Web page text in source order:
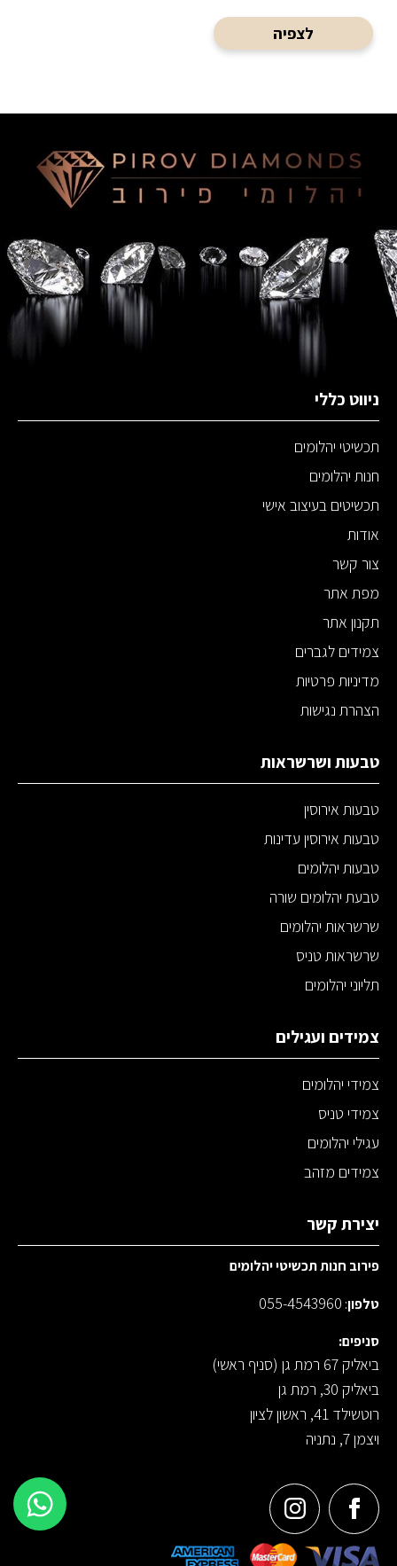
לצפיה
ניווט כללי
תכשיטי יהלומים
חנות יהלומים
תכשיטים בעיצוב אישי
אודות
צור קשר
מפת אתר
תקנון אתר
צמידים לגברים
מדיניות פרטיות
הצהרת נגישות
טבעות ושרשראות
טבעות אירוסין
טבעות אירוסין עדינות
טבעות יהלומים
טבעת יהלומים שורה
שרשראות יהלומים
שרשראות טניס
תליוני יהלומים
צמידים ועגילים
צמידי יהלומים
צמידי טניס
עגילי יהלומים
צמידים מזהב
יצירת קשר
פירוב חנות תכשיטי יהלומים
טלפון:
055-4543960
סניפים:
ביאליק 67 רמת גן (סניף ראשי)
ביאליק 30, רמת גן
רוטשילד 41, ראשון לציון
ויצמן 7, נתניה